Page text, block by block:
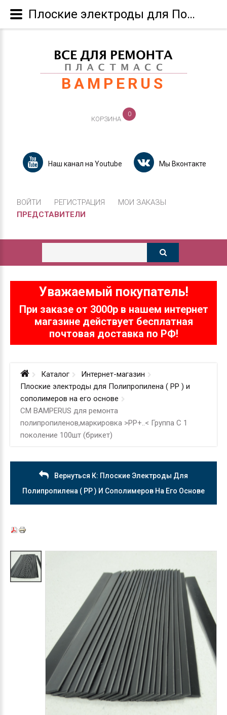
BAMPERUS
КОРЗИНА
0
Наш канал на Youtube Мы Вконтакте
ВОЙТИ РЕГИСТРАЦИЯ
МОИ ЗАКАЗЫ
ПРЕДСТАВИТЕЛИ
Уважаемый покупатель!
При заказе от 3000р в нашем интернет
магазине действует бесплатная
почтовая доставка по РФ!
Каталог
Интернет-магазин
Плоские электроды для Полипропилена ( РР ) и
сополимеров на его основе
СМ BAMPERUS для ремонта
полипропиленов,маркировка >PP+..< Группа С 1
поколение 100шт (брикет)
Вернуться К: Плоские Электроды Для
Полипропилена ( РР ) И Сополимеров На Его Основе
Плоские электроды для Полипропилена ( РР ) и сополимеров на его основе : СМ BAMPERUS для ремонта полипропиленов,маркировка >PP+..< Группа С 1 поколение 100шт (брикет)